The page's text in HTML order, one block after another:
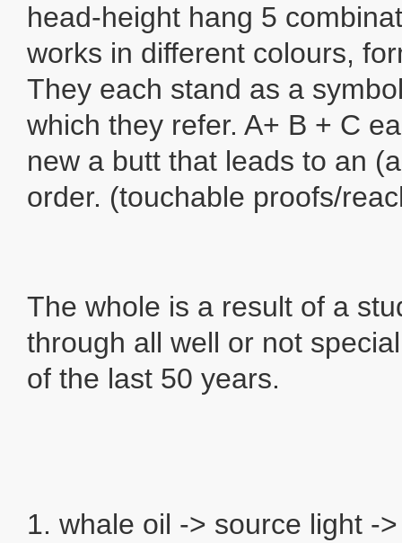
head-height hang 5
works in different colours,
They each stand as a
which they refer. A+ B + C
new a butt that leads to an
order. (touchable proofs/
The whole is a result of a
through all well or not
of the last 50 years.
1. whale oil -> source light -